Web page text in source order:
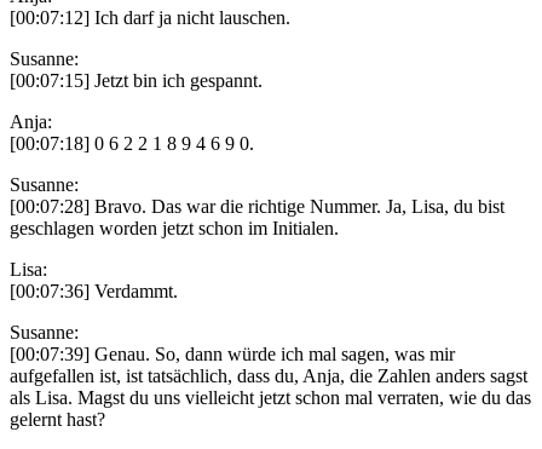
[00:07:12] Ich darf ja nicht lauschen.
Susanne:
[00:07:15] Jetzt bin ich gespannt.
Anja:
[00:07:18] 0 6 2 2 1 8 9 4 6 9 0.
Susanne:
[00:07:28] Bravo. Das war die richtige Nummer. Ja, Lisa, du bist
geschlagen worden jetzt schon im Initialen.
Lisa:
[00:07:36] Verdammt.
Susanne:
[00:07:39] Genau. So, dann würde ich mal sagen, was mir
aufgefallen ist, ist tatsächlich, dass du, Anja, die Zahlen anders sagst
als Lisa. Magst du uns vielleicht jetzt schon mal verraten, wie du das
gelernt hast?